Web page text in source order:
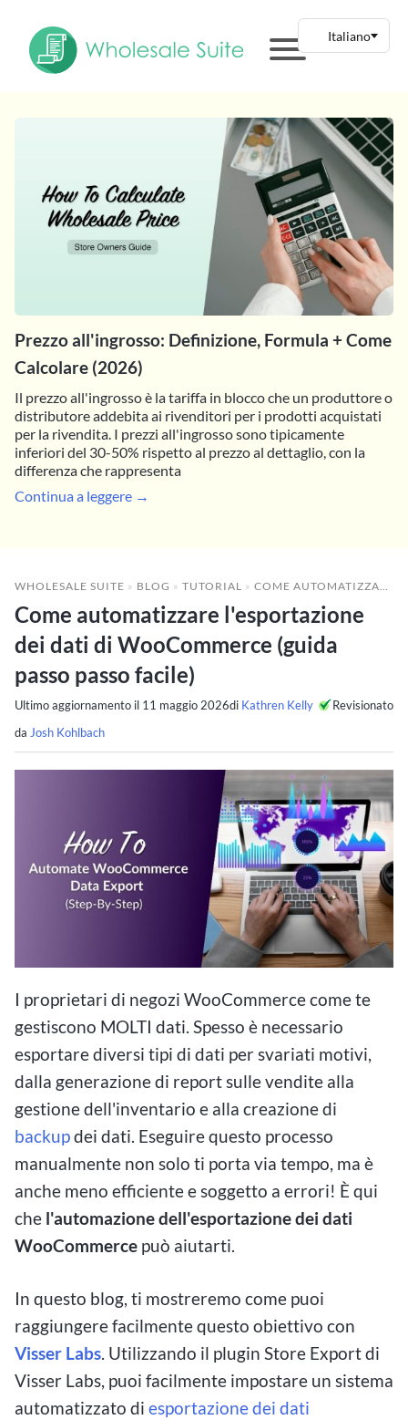
Prezzo all'ingrosso: Definizione, Formula + Come
Calcolare (2026)
Il prezzo all'ingrosso è la tariffa in blocco che un produttore o
distributore addebita ai rivenditori per i prodotti acquistati
per la rivendita. I prezzi all'ingrosso sono tipicamente
inferiori del 30-50% rispetto al prezzo al dettaglio, con la
differenza che rappresenta
Continua a leggere →
WHOLESALE SUITE » BLOG » TUTORIAL » COME AUTOMATIZZARE L'ESPORTAZIONE DEI DATI DI WOOCOMMERCE (GUIDA PASSO PASSO FACILE)
Come automatizzare l'esportazione
dei dati di WooCommerce (guida
passo passo facile)
Ultimo aggiornamento il 11 maggio 2026di Kathren Kelly
Revisionato
da Josh Kohlbach
I proprietari di negozi WooCommerce come te
gestiscono MOLTI dati. Spesso è necessario
esportare diversi tipi di dati per svariati motivi,
dalla generazione di report sulle vendite alla
gestione dell'inventario e alla creazione di
backupdei dati. Eseguire questo processo
manualmente non solo ti porta via tempo, ma è
anche meno efficiente e soggetto a errori! È qui
che l'automazione dell'esportazione dei dati
WooCommerce può aiutarti.
In questo blog, ti mostreremo come puoi
raggiungere facilmente questo obiettivo con
Visser Labs. Utilizzando il plugin Store Export di
Visser Labs, puoi facilmente impostare un sistema
automatizzato di esportazione dei dati